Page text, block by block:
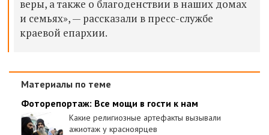
веры, а также о благоденствии в наших домах
и семьях», — рассказали в пресс-службе
краевой епархии.
Материалы по теме
Фоторепортаж: Все мощи в гости к нам
Какие религиозные артефакты вызывали
ажиотаж у красноярцев